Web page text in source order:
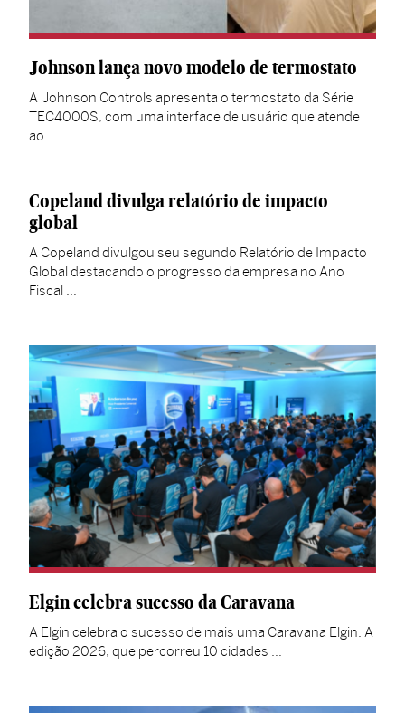
Johnson lança novo modelo de termostato
A Johnson Controls apresenta o termostato da Série
TEC4000S, com uma interface de usuário que atende
ao …
Copeland divulga relatório de impacto
global
A Copeland divulgou seu segundo Relatório de Impacto
Global destacando o progresso da empresa no Ano
Fiscal …
Elgin celebra sucesso da Caravana
A Elgin celebra o sucesso de mais uma Caravana Elgin. A
edição 2026, que percorreu 10 cidades …